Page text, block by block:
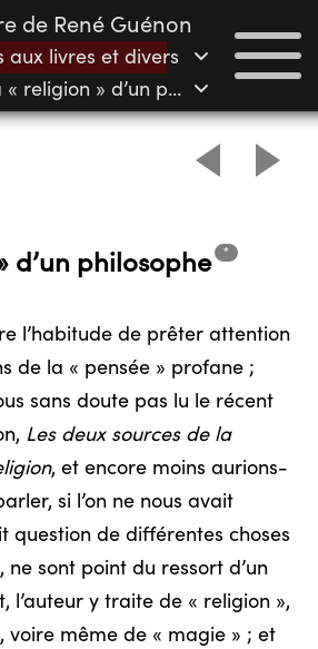
de René Guénon
aux livres et divers
AV.IV. La « religion » d’un philosophe
d’un philosophe *
l’habitude de prêter attention
de la « pensée » profane ;
sans doute pas lu le récent
Les deux sources de la
, et encore moins aurions-
si l’on ne nous avait
question de différentes choses
sont point du ressort d’un
l’auteur y traite de « religion »,
voire même de « magie » ; et